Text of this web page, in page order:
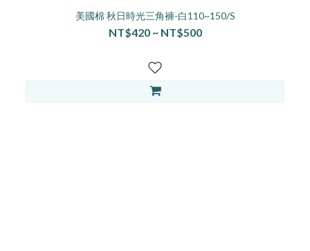
美國棉 秋日時光三角褲-白110~150/S
NT$420 ~ NT$500